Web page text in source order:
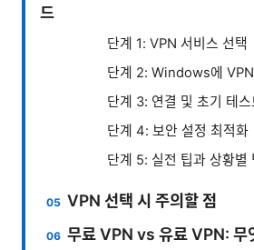
드
단계 1: VPN 서비스 선택
단계 2: Windows에
단계 3: 연결 및 초기 테스
단계 4: 보안 설정 최적화
단계 5: 실전 팁과 상황별
VPN 선택 시 주의할 점
무료 VPN vs 유료 VPN: 무